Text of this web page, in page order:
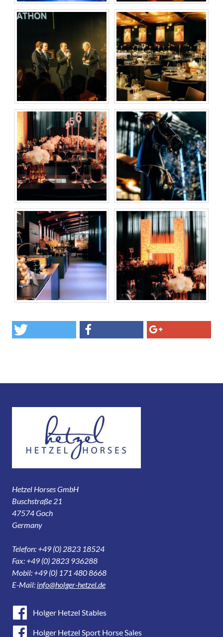
Hetzel Horses GmbH
Buschstraße 21
47574 Goch
Germany
Telefon: +49 (0) 2823 18524
Fax: +49 (0) 2823 936288
Mobil: +49 (0) 171 480 8668
E-Mail: info@holger-hetzel.de
Holger Hetzel Stables
Holger Hetzel Sport Horse Sales